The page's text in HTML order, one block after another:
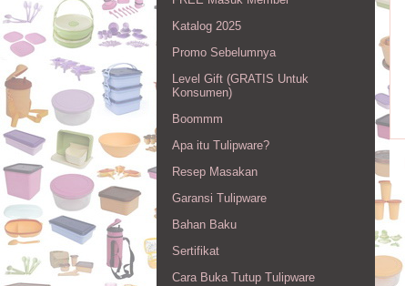
Katalog 2025
Promo Sebelumnya
Level Gift (GRATIS Untuk
Konsumen)
Boommm
Apa itu Tulipware?
Resep Masakan
Garansi Tulipware
Bahan Baku
Sertifikat
Cara Buka Tutup Tulipware